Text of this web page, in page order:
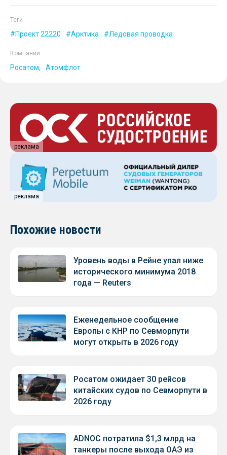
Теги
Проект 22220 Арктика Ледовая проводка
Компании
Росатом Атомфлот
реклама
реклама
Похожие новости
Уровень воды в Рейне упал ниже
исторического минимума 2018
года — Reuters
Еженедельное сообщение
Европы с КНР по Севморпути
могут открыть в 2026 году
Росатом ожидает 30 рейсов
китайских судов по Севморпути в
2026 году
ADNOC потратила $1,3 млрд на
танкеры после выхода ОАЭ из